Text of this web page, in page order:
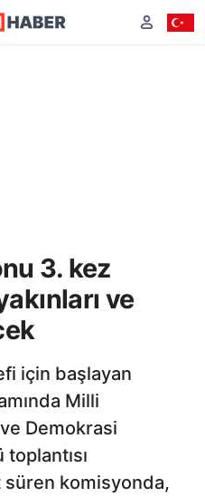
3. kez
ve
için başlayan
Milli
Demokrasi
komisyonda,